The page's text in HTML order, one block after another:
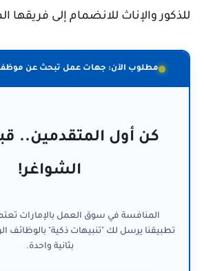
للذكور والإناث للانضمام إلى فريقها
مطلوب الآن: جهات عمل تبحث عن
كن أول المتقدمين..
الشواغر!
المنافسة في سوق العمل بالإمارات
تطبيقنا يرسل لك "تنبيهات ذكية" بالوظائف
بثانية واحدة.